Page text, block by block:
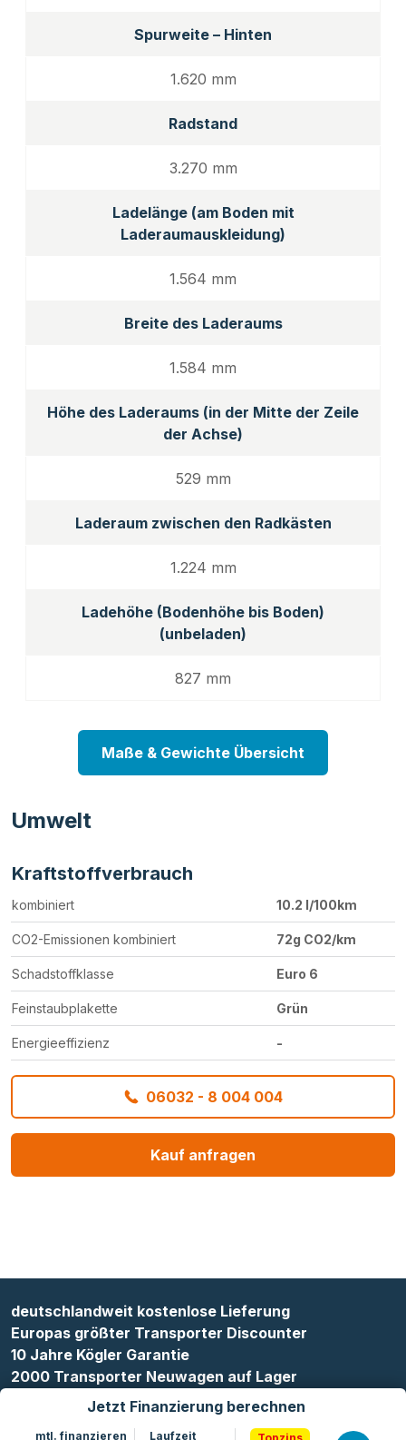
Spurweite – Hinten
1.620 mm
Radstand
3.270 mm
Ladelänge (am Boden mit
Laderaumauskleidung)
1.564 mm
Breite des Laderaums
1.584 mm
Höhe des Laderaums (in der Mitte der Zeile
der Achse)
529 mm
Laderaum zwischen den Radkästen
1.224 mm
Ladehöhe (Bodenhöhe bis Boden)
(unbeladen)
827 mm
Maße & Gewichte Übersicht
Umwelt
Kraftstoffverbrauch
kombiniert 10.2 l/100km
CO2-Emissionen kombiniert 72g CO2/km
Schadstoffklasse Euro 6
Feinstaubplakette Grün
Energieeffizienz -
06032 - 8 004 004
Kauf anfragen
Jetzt Finanzierung berechnen
mtl. finanzieren Laufzeit
deutschlandweit kostenlose Lieferung
Europas größter Transporter Discounter
10 Jahre Kögler Garantie
2000 Transporter Neuwagen auf Lager